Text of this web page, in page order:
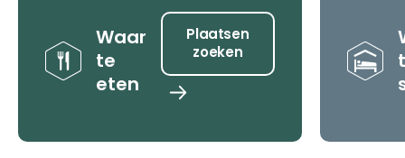
Waar
te
eten
Plaatsen
zoeken
Plaatsen